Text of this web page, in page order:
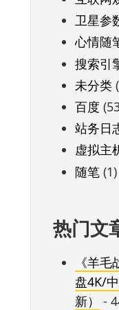
卫星参
心情随
搜索引
未分类
百度
站务日
虚拟主
随笔(1)
热门文
《羊
盘4K/
新）
-